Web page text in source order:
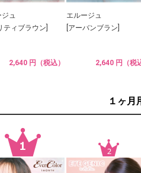
ジュ
ティブラウン]
2,640 円（税込）
エルージュ
[アーバンブラン]
2,640 円（税
１ヶ月